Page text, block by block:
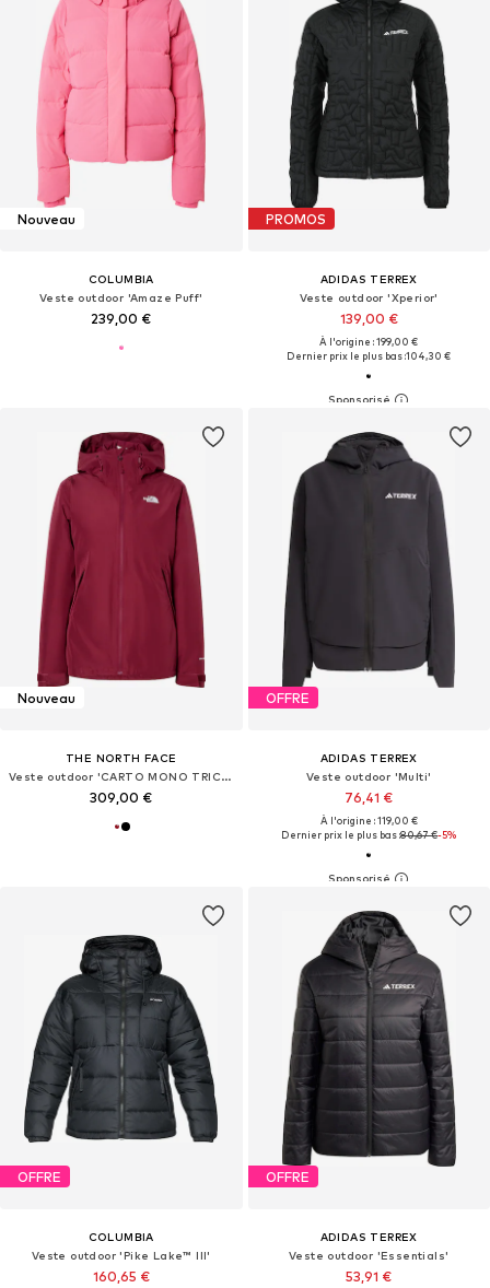
Nouveau
COLUMBIA
Veste outdoor 'Amaze Puff'
239,00 €
PROMOS
ADIDAS TERREX
Veste outdoor 'Xperior'
139,00 €
À l'origine : 199,00 €
Dernier prix le plus bas :104,30 €
Nouveau
THE NORTH FACE
Veste outdoor 'CARTO MONO TRICLIMATE'
309,00 €
OFFRE
ADIDAS TERREX
Veste outdoor 'Multi'
76,41 €
À l'origine : 119,00 €
Dernier prix le plus bas :80,67 €-5%
OFFRE
COLUMBIA
Veste outdoor 'Pike Lake™ III'
160,65 €
OFFRE
ADIDAS TERREX
Veste outdoor 'Essentials'
53,91 €